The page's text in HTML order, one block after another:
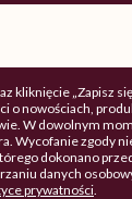
kliknięcie „Zapisz
o nowościach,
W dowolnym
Wycofanie zgody
dokonano
danych
prywatności.